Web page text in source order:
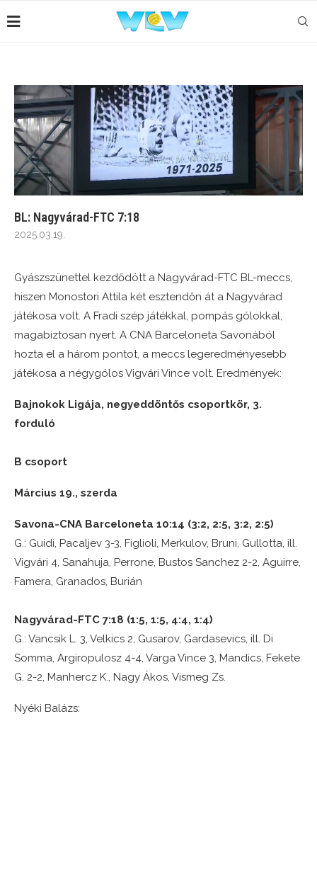
BL: Nagyvárad-FTC 7:18
2025.03.19.
Gyászszünettel kezdődött a Nagyvárad-FTC BL-meccs,
hiszen Monostori Attila két esztendőn át a Nagyvárad
játékosa volt. A Fradi szép játékkal, pompás gólokkal,
magabiztosan nyert. A CNA Barceloneta Savonából
hozta el a három pontot, a meccs legeredményesebb
játékosa a négygólos Vigvári Vince volt. Eredmények:
Bajnokok Ligája, negyeddöntős csoportkör, 3.
forduló
B csoport
Március 19., szerda
Savona-CNA Barceloneta 10:14 (3:2, 2:5, 3:2, 2:5)
G.: Guidi, Pacaljev 3-3, Figlioli, Merkulov, Bruni, Gullotta, ill.
Vigvári 4, Sanahuja, Perrone, Bustos Sanchez 2-2, Aguirre,
Famera, Granados, Burián
Nagyvárad-FTC 7:18 (1:5, 1:5, 4:4, 1:4)
G.: Vancsik L. 3, Velkics 2, Gusarov, Gardasevics, ill. Di
Somma, Argiropulosz 4-4, Varga Vince 3, Mandics, Fekete
G. 2-2, Manhercz K., Nagy Ákos, Vismeg Zs.
Nyéki Balázs: